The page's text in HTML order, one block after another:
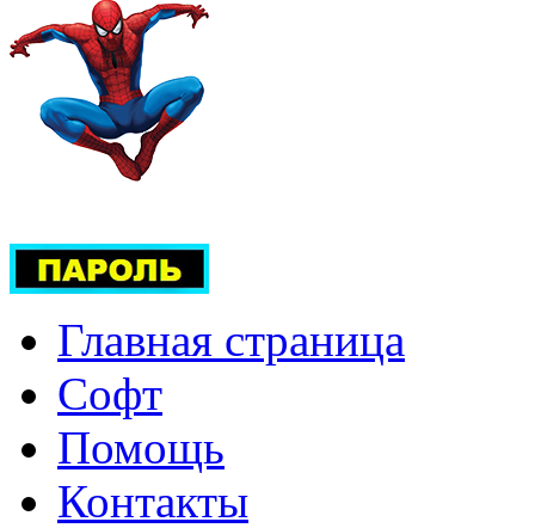
Главная страница
Софт
Помощь
Контакты